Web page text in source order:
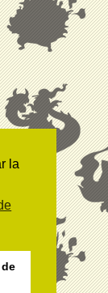
la